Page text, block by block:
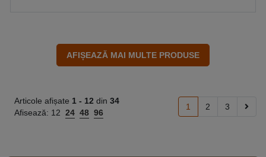
Articole afișate 1 - 12 din 34
Afisează: 12 24 48 96
1 2 3